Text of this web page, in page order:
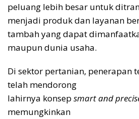
peluang lebih besar untuk
menjadi produk dan layanan
tambah yang dapat
maupun dunia usaha.
Di sektor pertanian, penerapan
telah mendorong
lahirnya konsep smart and
memungkinkan